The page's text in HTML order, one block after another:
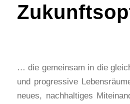
… die gemeinsam in die
und progressive
neues, nachhaltiges